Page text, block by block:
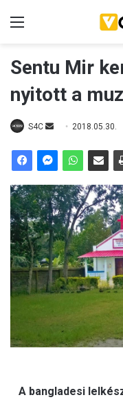
Sentu Mir
nyitott a
S4C
a
n
e
m
a
l
2018.05.30.
A bangladesi